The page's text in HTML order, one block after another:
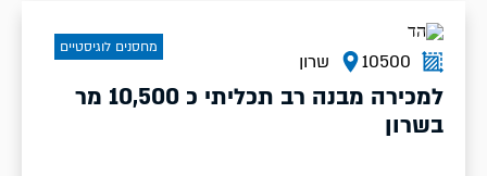
10500 שרון
למכירה מבנה רב תכליתי כ 10,500 מר
בשרון
מחסנים לוגיסטיים